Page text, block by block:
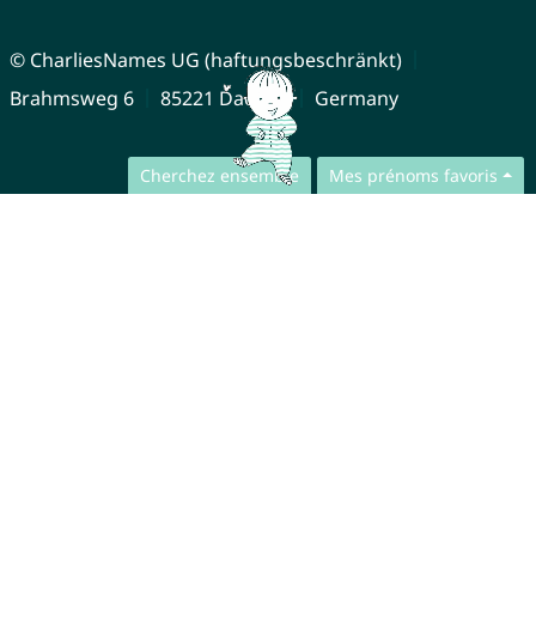
Cherchez ensemble Mes prénoms favoris
© CharliesNames UG (haftungsbeschränkt)
Brahmsweg 6
85221 Dachau Germany